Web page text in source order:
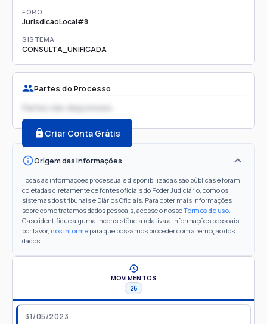
FORO
JurisdicaoLocal#8
SISTEMA
CONSULTA_UNIFICADA
Partes do Processo
Partes não disponíveis
Criar Conta Grátis
Origem das informações
Todas as informações processuais disponibilizadas são públicas e foram
coletadas diretamente de fontes oficiais do Poder Judiciário, como os
sistemas dos tribunais e Diários Oficiais. Para obter mais informações
sobre como tratamos dados pessoais, acesse o nossoTermos de uso.
Caso identifique alguma inconsistência relativa a informações pessoais,
por favor, nos informe para que possamos proceder com a remoção dos
dados.
MOVIMENTOS
26
31/05/2023